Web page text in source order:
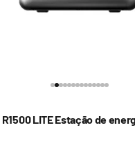
R1500 LITE Estação de